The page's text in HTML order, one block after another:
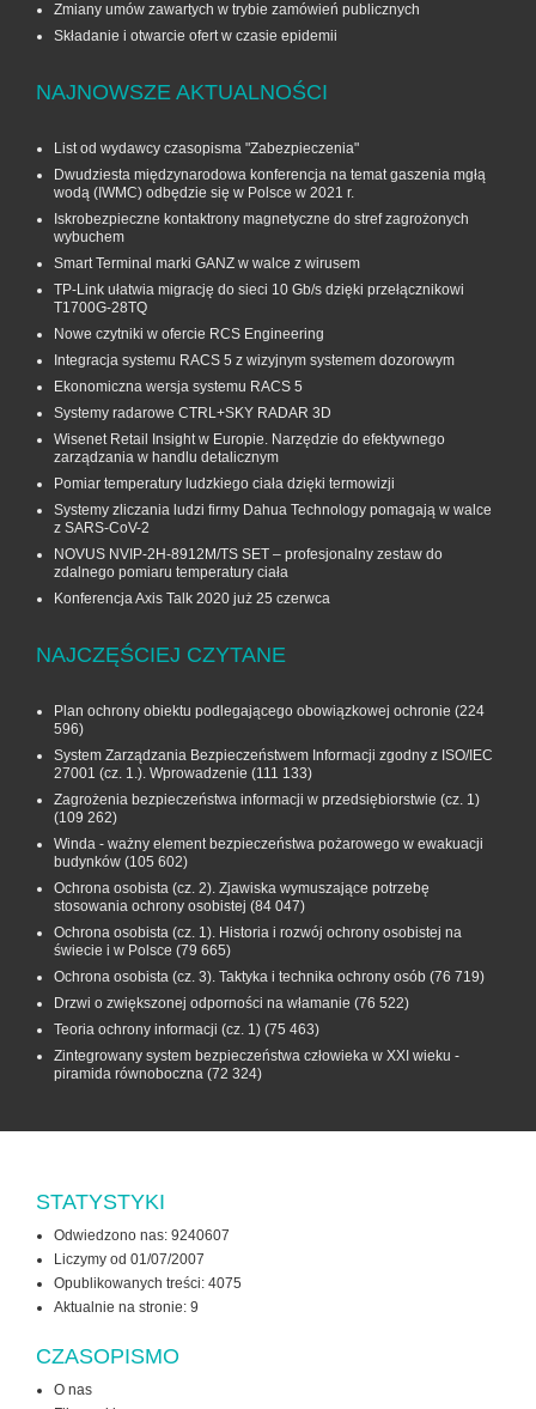
Zmiany umów zawartych w trybie zamówień publicznych
Składanie i otwarcie ofert w czasie epidemii
NAJNOWSZE AKTUALNOŚCI
List od wydawcy czasopisma "Zabezpieczenia"
Dwudziesta międzynarodowa konferencja na temat gaszenia mgłą
wodą (IWMC) odbędzie się w Polsce w 2021 r.
Iskrobezpieczne kontaktrony magnetyczne do stref zagrożonych
wybuchem
Smart Terminal marki GANZ w walce z wirusem
TP-Link ułatwia migrację do sieci 10 Gb/s dzięki przełącznikowi
T1700G‑28TQ
Nowe czytniki w ofercie RCS Engineering
Integracja systemu RACS 5 z wizyjnym systemem dozorowym
Ekonomiczna wersja systemu RACS 5
Systemy radarowe CTRL+SKY RADAR 3D
Wisenet Retail Insight w Europie. Narzędzie do efektywnego
zarządzania w handlu detalicznym
Pomiar temperatury ludzkiego ciała dzięki termowizji
Systemy zliczania ludzi firmy Dahua Technology pomagają w walce
z SARS-CoV-2
NOVUS NVIP-2H-8912M/TS SET – profesjonalny zestaw do
zdalnego pomiaru temperatury ciała
Konferencja Axis Talk 2020 już 25 czerwca
NAJCZĘŚCIEJ CZYTANE
Plan ochrony obiektu podlegającego obowiązkowej ochronie (224
596)
System Zarządzania Bezpieczeństwem Informacji zgodny z ISO/IEC
27001 (cz. 1.). Wprowadzenie (111 133)
Zagrożenia bezpieczeństwa informacji w przedsiębiorstwie (cz. 1)
(109 262)
Winda - ważny element bezpieczeństwa pożarowego w ewakuacji
budynków (105 602)
Ochrona osobista (cz. 2). Zjawiska wymuszające potrzebę
stosowania ochrony osobistej (84 047)
Ochrona osobista (cz. 1). Historia i rozwój ochrony osobistej na
świecie i w Polsce (79 665)
Ochrona osobista (cz. 3). Taktyka i technika ochrony osób (76 719)
Drzwi o zwiększonej odporności na włamanie (76 522)
Teoria ochrony informacji (cz. 1) (75 463)
Zintegrowany system bezpieczeństwa człowieka w XXI wieku -
piramida równoboczna (72 324)
STATYSTYKI
Odwiedzono nas: 9240607
Liczymy od 01/07/2007
Opublikowanych treści: 4075
Aktualnie na stronie: 9
CZASOPISMO
O nas